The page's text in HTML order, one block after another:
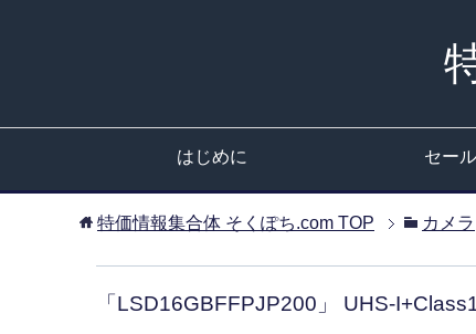
はじめに セー
特価情報集合体 そくぽち.com TOP カメラ
「LSD16GBFFPJP200」 UHS-